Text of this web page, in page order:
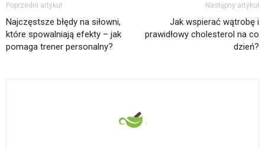
Poprzedni artykuł
Najczęstsze błędy na siłowni,
które spowalniają efekty – jak
pomaga trener personalny?
Następny artykuł
Jak wspierać wątrobę i
prawidłowy cholesterol na co
dzień?